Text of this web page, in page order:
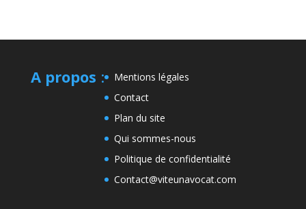
A propos :
Mentions légales
Contact
Plan du site
Qui sommes-nous
Politique de confidentialité
Contact@viteunavocat.com